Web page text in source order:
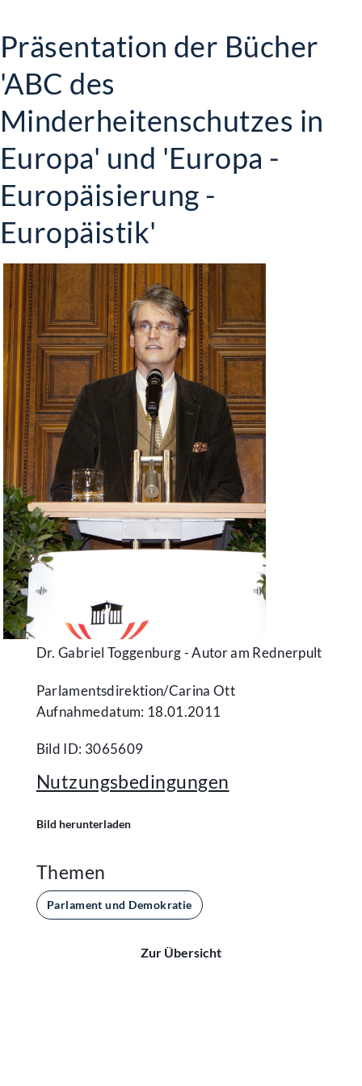
Präsentation der Bücher
'ABC des
Minderheitenschutzes in
Europa' und 'Europa -
Europäisierung -
Europäistik'
Dr. Gabriel Toggenburg - Autor am Rednerpult
Parlamentsdirektion/​Carina Ott
Aufnahmedatum: 18.01.2011
Bild ID: 3065609
Nutzungsbedingungen
Bild herunterladen
Themen
Parlament und Demokratie
Zur Übersicht